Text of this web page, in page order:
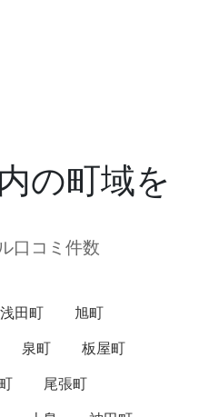
の町域を
口コミ件数
浅田町
旭町
泉町
板屋町
尾張町